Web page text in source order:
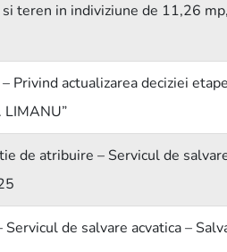
teren in indiviziune de 11,26
Privind actualizarea deciziei
LIMANU”
de atribuire – Servicul de
Servicul de salvare acvatica –